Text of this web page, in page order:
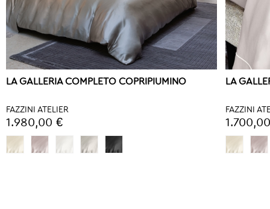
LA GALLERIA COMPLETO COPRIPIUMINO
FAZZINI ATELIER
1.980,00 €
LA
FAZZINI